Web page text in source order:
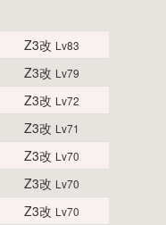
Z3改 Lv83
Z3改 Lv79
Z3改 Lv72
Z3改 Lv71
Z3改 Lv70
Z3改 Lv70
Z3改 Lv70